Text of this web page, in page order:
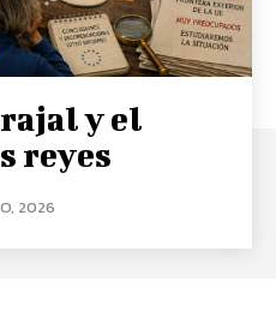
y el
reyes
2026